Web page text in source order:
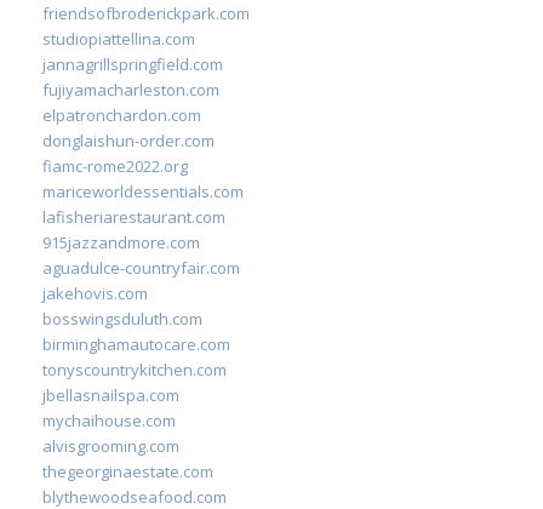
friendsofbroderickpark.com
studiopiattellina.com
jannagrillspringfield.com
fujiyamacharleston.com
elpatronchardon.com
donglaishun-order.com
fiamc-rome2022.org
mariceworldessentials.com
lafisheriarestaurant.com
915jazzandmore.com
aguadulce-countryfair.com
jakehovis.com
bosswingsduluth.com
birminghamautocare.com
tonyscountrykitchen.com
jbellasnailspa.com
mychaihouse.com
alvisgrooming.com
thegeorginaestate.com
blythewoodseafood.com